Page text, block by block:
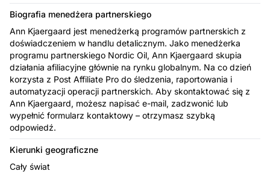
Biografia menedżera partnerskiego
Ann Kjaergaard jest menedżerką programów partnerskich z
doświadczeniem w handlu detalicznym. Jako menedżerka
programu partnerskiego Nordic Oil, Ann Kjaergaard skupia
działania afiliacyjne głównie na rynku globalnym. Na co dzień
korzysta z Post Affiliate Pro do śledzenia, raportowania i
automatyzacji operacji partnerskich. Aby skontaktować się z
Ann Kjaergaard, możesz napisać e-mail, zadzwonić lub
wypełnić formularz kontaktowy – otrzymasz szybką
odpowiedź.
Kierunki geograficzne
Cały świat